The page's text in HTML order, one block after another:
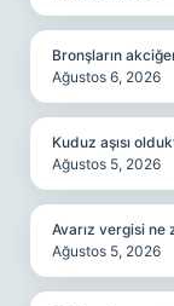
Bronşların
Ağustos 6, 2026
Kuduz aşısı
Ağustos 5, 2026
Avarız vergisi ne
Ağustos 5, 2026